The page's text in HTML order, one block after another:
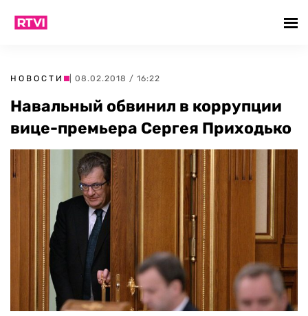
НОВОСТИ | 08.02.2018 / 16:22
Навальный обвинил в коррупции
вице-премьера Сергея Приходько